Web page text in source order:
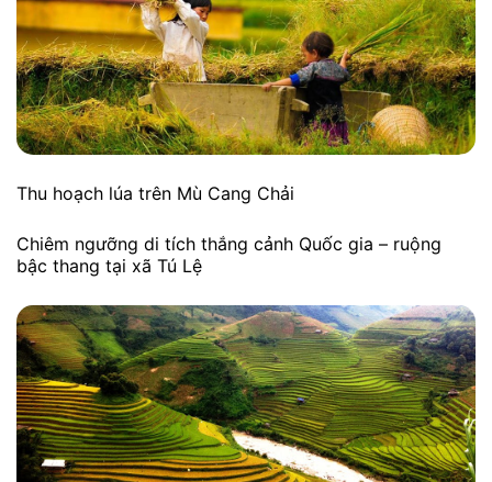
Thu hoạch lúa trên Mù Cang Chải
Chiêm ngưỡng di tích thắng cảnh Quốc gia – ruộng
bậc thang tại xã Tú Lệ